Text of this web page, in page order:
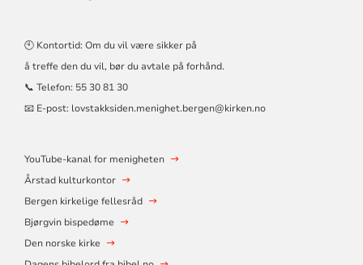
🕙 Kontortid: Om du vil være sikker på
å treffe den du vil, bør du avtale på forhånd.
📞 Telefon: 55 30 81 30
📧 E-post: lovstakksiden.menighet.bergen@kirken.no
YouTube-kanal for menigheten
Årstad kulturkontor
Bergen kirkelige fellesråd
Bjørgvin bispedøme
Den norske kirke